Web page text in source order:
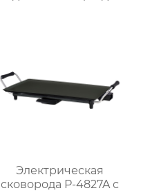
Электрическая
сковорода P-4827A с